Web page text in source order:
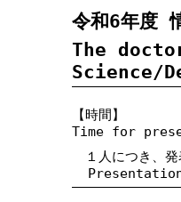
令和6年度
The
Science/
【時間】
Time for
１人につき、発